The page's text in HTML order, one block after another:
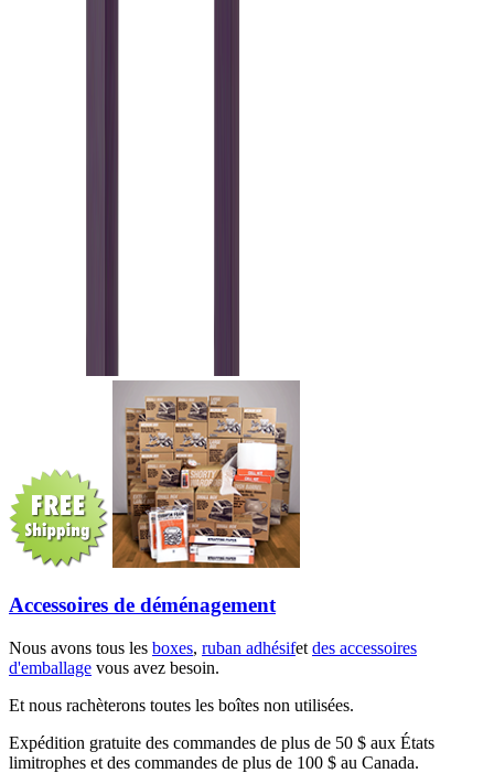
Accessoires de déménagement
Nous avons tous les boxes, ruban adhésifet des accessoires
d'emballage vous avez besoin.
Et nous rachèterons toutes les boîtes non utilisées.
Expédition gratuite des commandes de plus de 50 $ aux États
limitrophes et des commandes de plus de 100 $ au Canada.